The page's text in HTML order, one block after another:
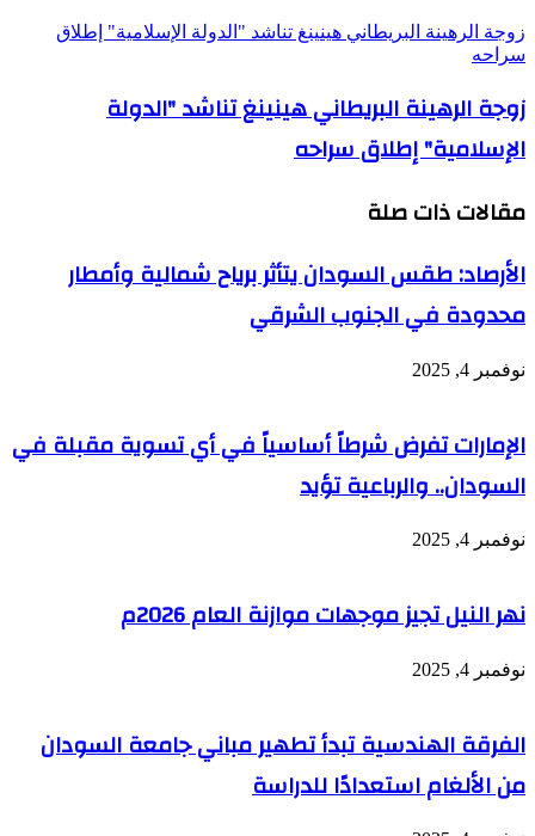
زوجة الرهينة البريطاني هينينغ تناشد "الدولة الإسلامية" إطلاق
سراحه
زوجة الرهينة البريطاني هينينغ تناشد "الدولة
الإسلامية" إطلاق سراحه
مقالات ذات صلة
الأرصاد: طقس السودان يتأثر برياح شمالية وأمطار
محدودة في الجنوب الشرقي
نوفمبر 4, 2025
الإمارات تفرض شرطاً أساسياً في أي تسوية مقبلة في
السودان.. والرباعية تؤيد
نوفمبر 4, 2025
نهر النيل تجيز موجهات موازنة العام 2026م
نوفمبر 4, 2025
الفرقة الهندسية تبدأ تطهير مباني جامعة السودان
من الألغام استعدادًا للدراسة